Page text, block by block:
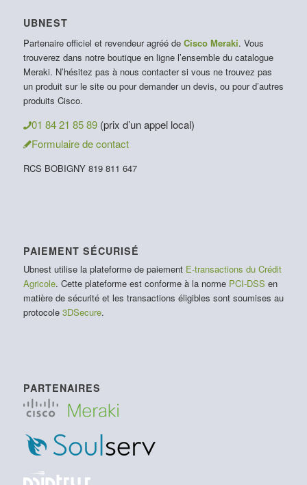
UBNEST
Partenaire officiel et revendeur agréé de Cisco Meraki. Vous
trouverez dans notre boutique en ligne l’ensemble du catalogue
Meraki. N’hésitez pas à nous contacter si vous ne trouvez pas
un produit sur le site ou pour demander un devis, ou pour d’autres
produits Cisco.
01 84 21 85 89 (prix d’un appel local)
Formulaire de contact
RCS BOBIGNY 819 811 647
PAIEMENT SÉCURISÉ
Ubnest utilise la plateforme de paiement E-transactions du Crédit
Agricole. Cette plateforme est conforme à la norme PCI-DSS en
matière de sécurité et les transactions éligibles sont soumises au
protocole 3DSecure.
PARTENAIRES